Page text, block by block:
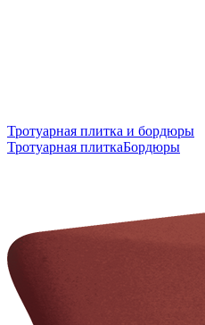
Тротуарная плитка и бордюры
Тротуарная плиткаБордюры